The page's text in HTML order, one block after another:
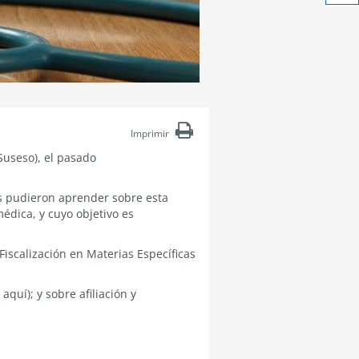
Imprimir
el pasado
pudieron aprender sobre esta
y cuyo objetivo es
en Materias Específicas
y sobre afiliación y